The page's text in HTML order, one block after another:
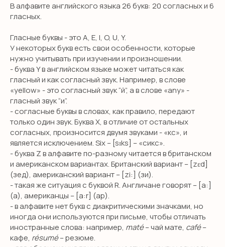
В алфавите английского языка 26 букв: 20 согласных и 6
гласных.
Гласные буквы - это A, E, I, O, U, Y.
У некоторых букв есть свои особенности, которые
нужно учитывать при изучении и произношении.
- буква Y в английском языке может читаться как
гласный и как согласный звук. Например, в слове
«yellow» - это согласный звук “й”, а в слове «any» -
гласный звук “и”.
- согласные буквы в словах, как правило, передают
только один звук. Буква X, в отличие от остальных
согласных, произносится двумя звуками - «кс», и
является исключением. Six – [sɪks] – «сикс».
- буква Z в алфавите по-разному читается в британском
и американском вариантах. Британский вариант – [zɛd]
(зед), американский вариант – [zi:] (зи).
- такая же ситуация с буквой R. Англичане говорят – [a:]
(а), американцы – [a:r] (ар).
- в алфавите нет букв с диакритическими значками, но
иногда они используются при письме, чтобы отличать
иностранные слова: например, maté– чай мате, café–
кафе, résumé– резюме.